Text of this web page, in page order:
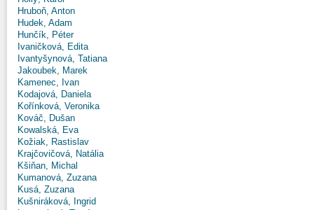
Hruboň, Anton
Hudek, Adam
Hunčík, Péter
Ivaničková, Edita
Ivantyšynová, Tatiana
Jakoubek, Marek
Kamenec, Ivan
Kodajová, Daniela
Kořínková, Veronika
Kováč, Dušan
Kowalská, Eva
Kožiak, Rastislav
Krajčovičová, Natália
Kšiňan, Michal
Kumanová, Zuzana
Kusá, Zuzana
Kušniráková, Ingrid